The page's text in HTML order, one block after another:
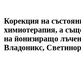
Корекция на
химиотерапия, а
на йонизиращо
Владоникс,